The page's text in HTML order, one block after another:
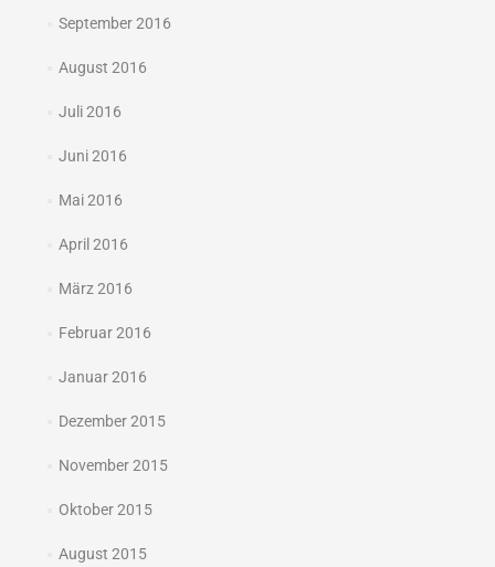
September 2016
August 2016
Juli 2016
Juni 2016
Mai 2016
April 2016
März 2016
Februar 2016
Januar 2016
Dezember 2015
November 2015
Oktober 2015
August 2015